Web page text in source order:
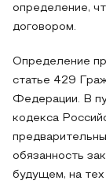
определение,
договором.
Определение
статье 429
Федерации. В
кодекса
обязанность
будущем, на